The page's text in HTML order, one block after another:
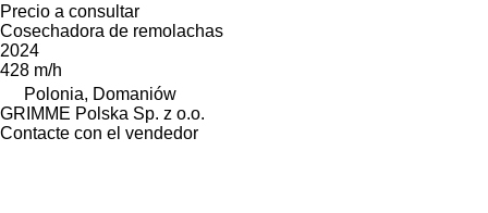
Precio a consultar
Cosechadora de remolachas
2024
428 m/h
Polonia, Domaniów
GRIMME Polska Sp. z o.o.
Contacte con el vendedor